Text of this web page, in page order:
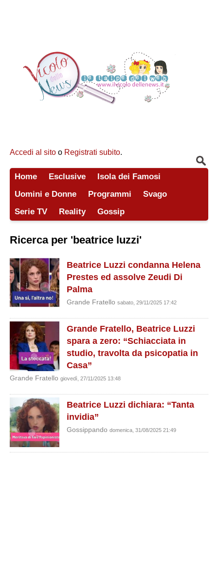
Accedi al sito o Registrati subito.
Home Esclusive
Isola dei Famosi
Uomini e Donne
Programmi
Svago
Serie TV
Reality Gossip
Ricerca per 'beatrice luzzi'
Beatrice Luzzi condanna Helena
Prestes ed assolve Zeudi Di
Palma
Grande Fratello sabato, 29/11/2025 17:42
Grande Fratello, Beatrice Luzzi
spara a zero: “Schiacciata in
studio, travolta da psicopatia in
Casa”
Grande Fratello giovedì, 27/11/2025 13:48
Beatrice Luzzi dichiara: “Tanta
invidia”
Gossippando domenica, 31/08/2025 21:49